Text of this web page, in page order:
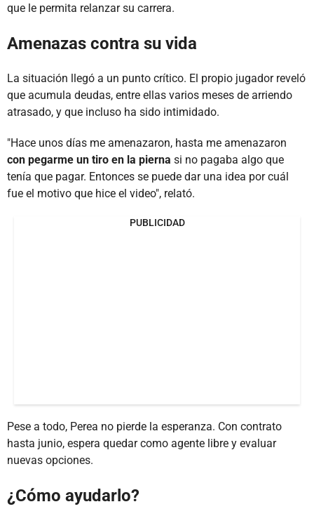
que le permita relanzar su carrera.
Amenazas contra su vida
La situación llegó a un punto crítico. El propio jugador reveló
que acumula deudas, entre ellas varios meses de arriendo
atrasado, y que incluso ha sido intimidado.
"Hace unos días me amenazaron, hasta me amenazaron
con pegarme un tiro en la pierna si no pagaba algo que
tenía que pagar. Entonces se puede dar una idea por cuál
fue el motivo que hice el video", relató.
PUBLICIDAD
Pese a todo, Perea no pierde la esperanza. Con contrato
hasta junio, espera quedar como agente libre y evaluar
nuevas opciones.
¿Cómo ayudarlo?